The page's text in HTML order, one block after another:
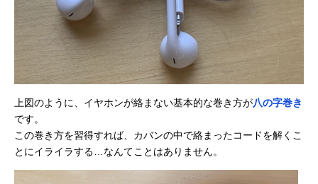
上図のように、イヤホンが絡まない基本的な巻き方が八の字巻き
です。
この巻き方を習得すれば、カバンの中で絡まったコードを解くこ
とにイライラする…なんてことはありません。